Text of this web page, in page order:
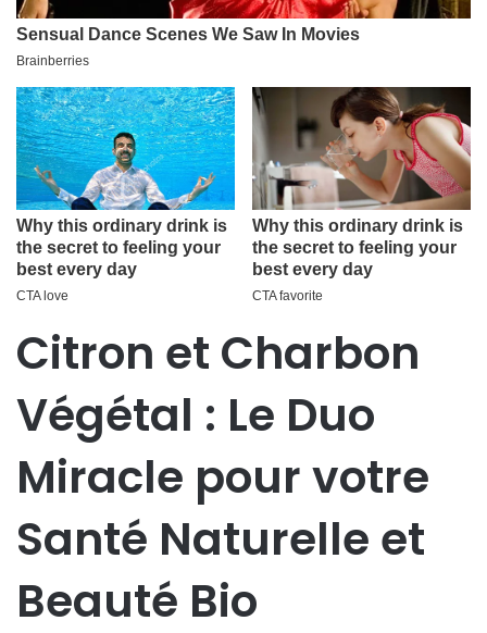
Citron et Charbon
Végétal : Le Duo
Miracle pour votre
Santé Naturelle et
Beauté Bio